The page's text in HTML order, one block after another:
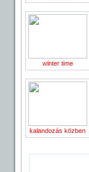
winter time
kalandozás közben